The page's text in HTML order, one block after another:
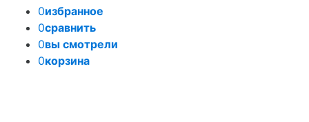
0избранное
0сравнить
0вы смотрели
0корзина